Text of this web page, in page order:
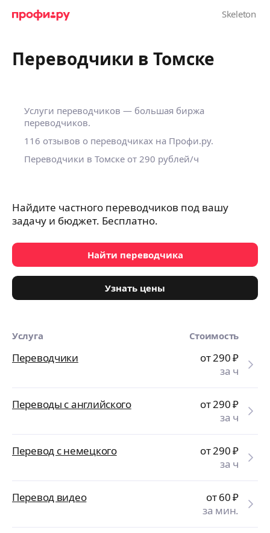
Переводчики в Томске
Услуги переводчиков — большая биржа
переводчиков.
116 отзывов о переводчиках на Профи.ру.
Переводчики в Томске от 290 рублей/ч
Найдите частного переводчиков под вашу
задачу и бюджет. Бесплатно.
Найти переводчика
Узнать цены
Услуга Стоимость
Переводчики от 290₽
за ч
Переводы с английского от 290₽
за ч
Перевод с немецкого от 290₽
за ч
Перевод видео от 60₽
за мин.